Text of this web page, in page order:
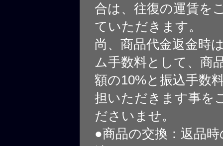
合は、往復の運賃を
ていただきます。
尚、商品代金返金時
ム手数料として、商
額の10%と振込手数
担いただきます事を
ださいませ。
●商品の交換：返品